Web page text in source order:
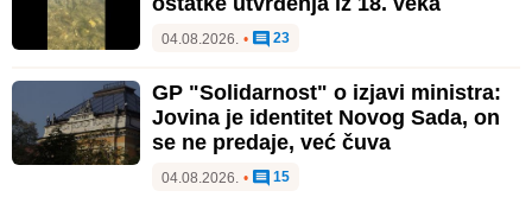
04.08.2026. • 23
GP "Solidarnost" o izjavi ministra:
Jovina je identitet Novog Sada, on
se ne predaje, već čuva
04.08.2026. • 15